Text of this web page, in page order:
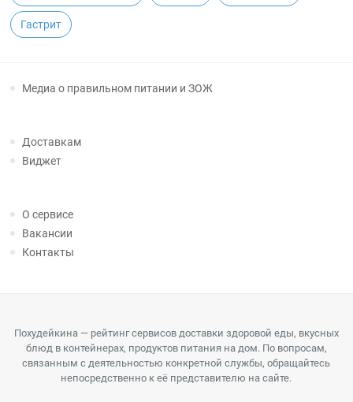
Гастрит
Медиа о правильном питании и ЗОЖ
Доставкам
Виджет
О сервисе
Вакансии
Контакты
Похудейкина — рейтинг сервисов доставки здоровой еды, вкусных
блюд в контейнерах, продуктов питания на дом. По вопросам,
связанным с деятельностью конкретной службы, обращайтесь
непосредственно к её представителю на сайте.